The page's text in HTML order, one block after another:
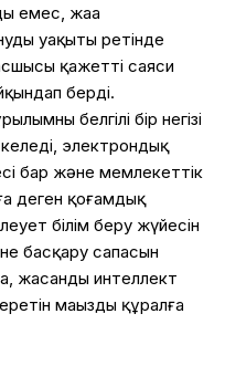
емес, жаңа
уақыты ретінде
қажетті саяси
берді.
белгілі бір негізі
электрондық
бар және мемлекеттік
деген қоғамдық
білім беру жүйесін
басқару сапасын
жасанды интеллект
маңызды құралға